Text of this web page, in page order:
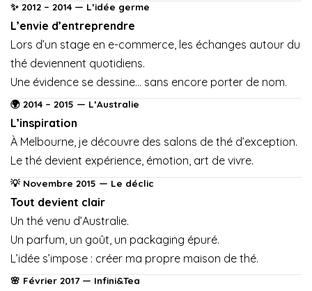
✨ 2012 – 2014 — L’idée germe
L’envie d’entreprendre
Lors d’un stage en e-commerce, les échanges autour du
thé deviennent quotidiens.
Une évidence se dessine… sans encore porter de nom.
🌍 2014 – 2015 — L’Australie
L’inspiration
À Melbourne, je découvre des salons de thé d’exception.
Le thé devient expérience, émotion, art de vivre.
💡 Novembre 2015 — Le déclic
Tout devient clair
Un thé venu d’Australie.
Un parfum, un goût, un packaging épuré.
L’idée s’impose : créer ma propre maison de thé.
🌸 Février 2017 — Infini&Tea